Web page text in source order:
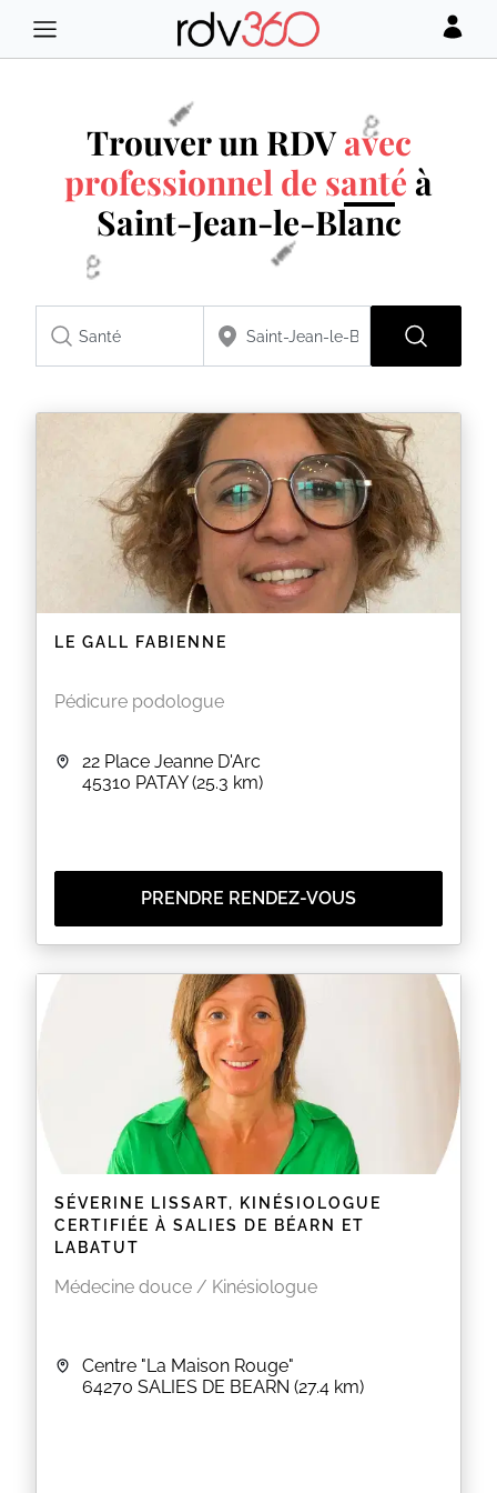
Trouver un RDVavec
professionnel de santé à
Saint-Jean-le-Blanc
LE GALL FABIENNE
Pédicure podologue
22 Place Jeanne D'Arc
45310 PATAY (25.3 km)
PRENDRE RENDEZ-VOUS
SÉVERINE LISSART, KINÉSIOLOGUE
CERTIFIÉE À SALIES DE BÉARN ET
LABATUT
Médecine douce / Kinésiologue
Centre "La Maison Rouge"
64270 SALIES DE BEARN (27.4 km)